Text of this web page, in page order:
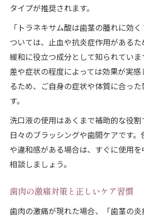
タイプが推奨されます。
「トラネキサム酸は歯茎の腫れに効
ついては、止血や抗炎症作用がある
緩和に役立つ成分として知られていま
差や症状の程度によっては効果が実感
るため、ご自身の症状や体質に合っ
す。
洗口液の使用はあくまで補助的な役
日々のブラッシングや歯間ケアです
や違和感がある場合は、すぐに使用
相談しましょう。
歯肉の激痛対策と正しいケア習慣
歯肉の激痛が現れた場合、「歯茎の